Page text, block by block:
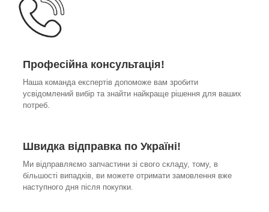
Професійна консультація!
Наша команда експертів допоможе вам зробити
усвідомлений вибір та знайти найкраще рішення для ваших
потреб.
Швидка відправка по Україні!
Ми відправляємо запчастини зі свого складу, тому, в
більшості випадків, ви можете отримати замовлення вже
наступного дня після покупки.